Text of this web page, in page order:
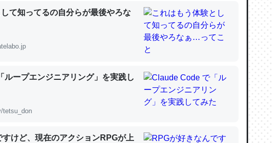
。海にいる鋏角類（カブトガニ・ウミグモ）はカルシウムを使わずキ
だが、酵素が違うのか？
】昆虫学の大問題＝「昆虫はなぜ海にいないのか」に関する新仮説
カルシウムを大量に使う脊椎動物と貝類は苦労してるんだな…。腹足
】昆虫学の大問題＝「昆虫はなぜ海にいないのか」に関する新仮説
て知ってるの自分らが最後やろな
ープエンジニアリング」を実践し
tetsu_don
すけど、現在のアクションRPGが上